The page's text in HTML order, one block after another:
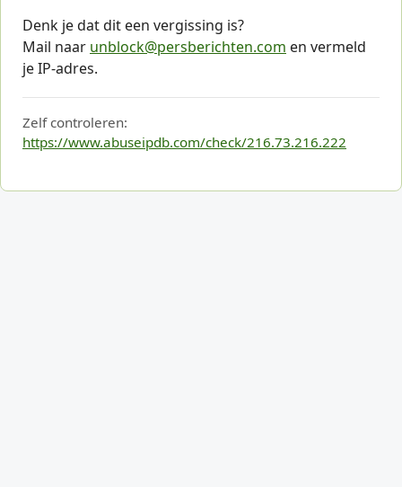
Denk je dat dit een vergissing is?
Mail naar unblock@persberichten.com en vermeld
je IP-adres.
Zelf controleren:
https://www.abuseipdb.com/check/216.73.216.222